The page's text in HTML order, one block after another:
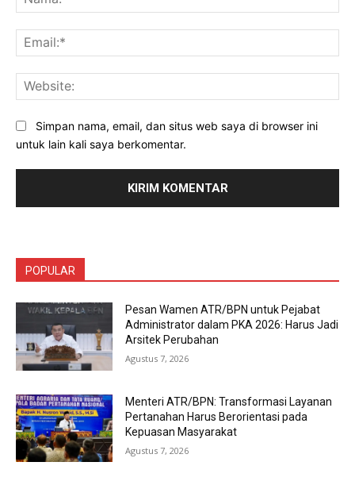
Simpan nama, email, dan situs web saya di browser ini
untuk lain kali saya berkomentar.
POPULAR
Pesan Wamen ATR/BPN untuk Pejabat
Administrator dalam PKA 2026: Harus Jadi
Arsitek Perubahan
Agustus 7, 2026
Menteri ATR/BPN: Transformasi Layanan
Pertanahan Harus Berorientasi pada
Kepuasan Masyarakat
Agustus 7, 2026